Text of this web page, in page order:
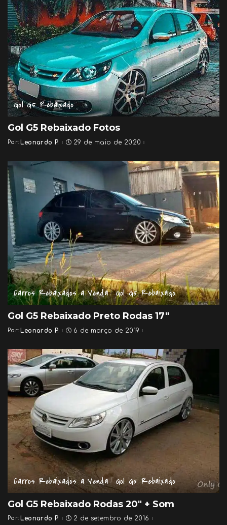
Gol G5 Rebaixado
Gol G5 Rebaixado Fotos
Posted
Por: Leonardo P. 29 de maio de 2020
Carros Rebaixados a Venda Gol G5 Rebaixado
Gol G5 Rebaixado Preto Rodas 17″
Posted
Por: Leonardo P. 6 de março de 2019
Carros Rebaixados a Venda Gol G5 Rebaixado
Gol G5 Rebaixado Rodas 20″ + Som
Posted
Por: Leonardo P. 2 de setembro de 2016